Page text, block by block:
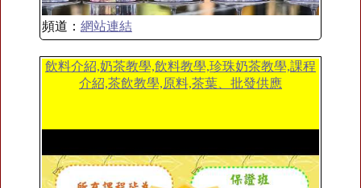
頻道： 網站連結
飲料介紹,奶茶教學,飲料教學,珍珠奶茶教學,課程
介紹,茶飲教學,原料,茶葉、批發供應